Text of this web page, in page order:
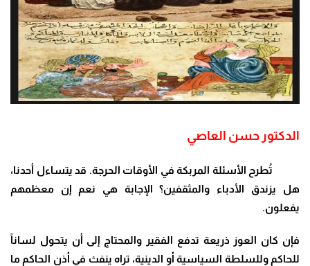
الدكتور حسن العاصي
تُطرح الأسئلة المربكة في الأوقات الحرجة. قد يتساءل أحدنا،
هل يزندق الأدباء والمثقفين؟ الإجابة هي نعم إن معظمهم
يفعلون.
فإن كان العوز ذريعة تدفع الفقير والمحتاج إلى أن يتحول لساناً
للحاكم وللسلطة السياسية أو الدينية، تراه ينفث في أذن الحاكم ما